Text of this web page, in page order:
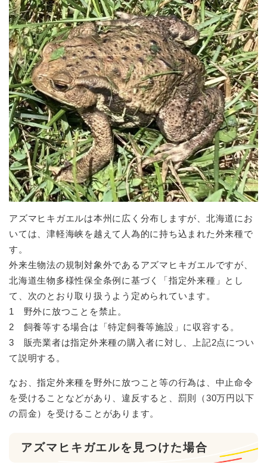
アズマヒキガエルは本州に広く分布しますが、北海道にお
いては、津軽海峡を越えて人為的に持ち込まれた外来種で
す。
外来生物法の規制対象外であるアズマヒキガエルですが、
北海道生物多様性保全条例に基づく「指定外来種」とし
て、次のとおり取り扱うよう定められています。
1 野外に放つことを禁止。
2 飼養等する場合は「特定飼養等施設」に収容する。
3 販売業者は指定外来種の購入者に対し、上記2点につい
て説明する。
なお、指定外来種を野外に放つこと等の行為は、中止命令
を受けることなどがあり、違反すると、罰則（30万円以下
の罰金）を受けることがあります。
アズマヒキガエルを見つけた場合